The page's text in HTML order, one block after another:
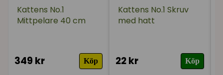
Kattens No.1
Mittpelare 40 cm
349 kr Köp
Kattens No.1 Skruv
med hatt
22 kr Köp